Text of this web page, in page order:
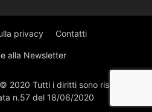
privacy Contatti
alla Newsletter
2020 Tutti i diritti sono riservati |
n.57 del 18/06/2020